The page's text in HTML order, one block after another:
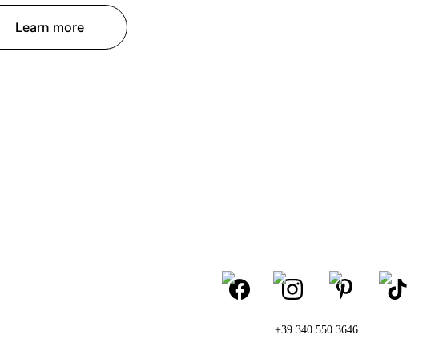
Learn more
+39 340 550 3646